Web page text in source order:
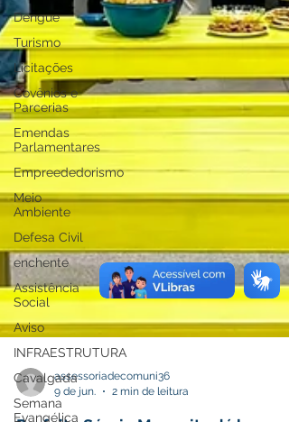
Dengue
Turismo
Licitações
Covênios e
Parcerias
Emendas
Parlamentares
Empreededorismo
Meio
Ambiente
Defesa Civil
enchente
Assistência
Social
Aviso
INFRAESTRUTURA
Cavalgada
Semana
Evangélica
assessoriadecomuni36
9 de jun.
2 min de leitura